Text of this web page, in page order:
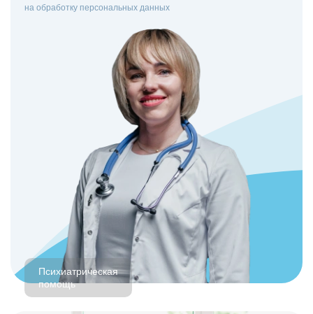
на обработку персональных данных
Психиатрическая
помощь